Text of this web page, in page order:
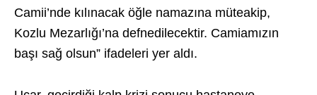
Camii’nde kılınacak öğle namazına müteakip,
Kozlu Mezarlığı’na defnedilecektir. Camiamızın
başı sağ olsun” ifadeleri yer aldı.